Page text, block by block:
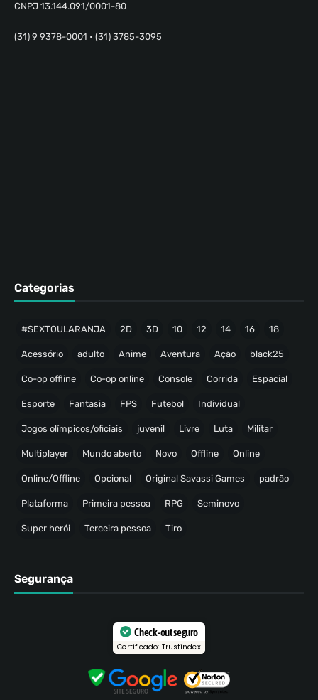
CNPJ 13.144.091/0001-80
(31) 9 9378-0001 • (31) 3785-3095
Categorias
#SEXTOULARANJA 2D 3D 10 12 14 16 18
Acessório adulto Anime Aventura Ação black25
Co-op offline Co-op online Console Corrida Espacial
Esporte Fantasia FPS Futebol Individual
Jogos olímpicos/oficiais juvenil Livre Luta Militar
Multiplayer Mundo aberto Novo Offline Online
Online/Offline Opcional Original Savassi Games padrão
Plataforma Primeira pessoa RPG Seminovo
Super herói Terceira pessoa Tiro
Segurança
Check-out seguro
Certificado: Trustindex